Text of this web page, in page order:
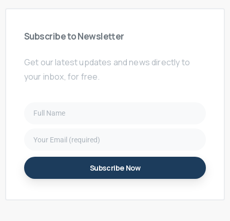
SubscribetoNewsletter
Get our latest updates and news directly to
your inbox, for free.